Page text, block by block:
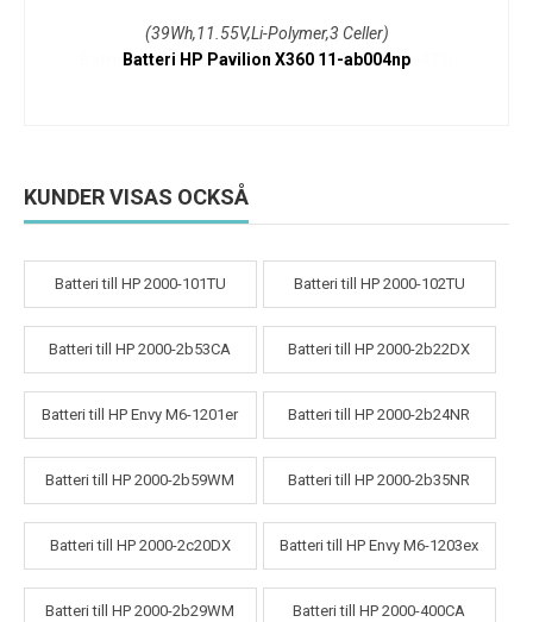
(39Wh,11.55V,Li-Polymer,3 Celler)
Batteri HP Pavilion X360 11-ab004np
KUNDER VISAS OCKSÅ
Batteri till HP 2000-101TU Batteri till HP 2000-102TU
Batteri till HP 2000-2b53CA Batteri till HP 2000-2b22DX
Batteri till HP Envy M6-1201er Batteri till HP 2000-2b24NR
Batteri till HP 2000-2b59WM Batteri till HP 2000-2b35NR
Batteri till HP 2000-2c20DX Batteri till HP Envy M6-1203ex
Batteri till HP 2000-2b29WM Batteri till HP 2000-400CA